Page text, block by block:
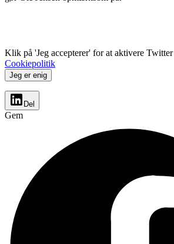
Klik på 'Jeg accepterer' for at aktivere Twitter
Cookiepolitik
Jeg er enig
Del
Gem